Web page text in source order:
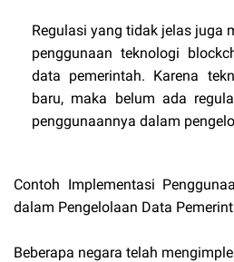
Regulasi yang tidak jelas juga
penggunaan teknologi
data pemerintah. Karena
baru, maka belum ada
penggunaannya dalam
Contoh Implementasi
dalam Pengelolaan Data
Beberapa negara telah